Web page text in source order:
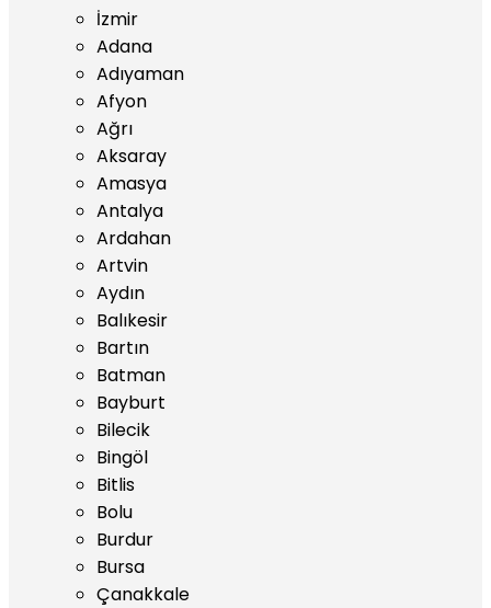
İzmir
Adana
Adıyaman
Afyon
Ağrı
Aksaray
Amasya
Antalya
Ardahan
Artvin
Aydın
Balıkesir
Bartın
Batman
Bayburt
Bilecik
Bingöl
Bitlis
Bolu
Burdur
Bursa
Çanakkale